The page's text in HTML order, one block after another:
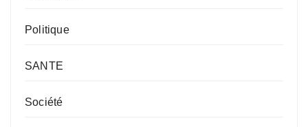
Politique
SANTE
Société